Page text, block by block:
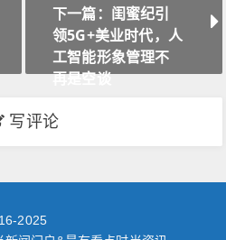
下一篇：闺蜜纪引
领5G+美业时代，人
工智能形象管理不
再是空谈
写评论
2025